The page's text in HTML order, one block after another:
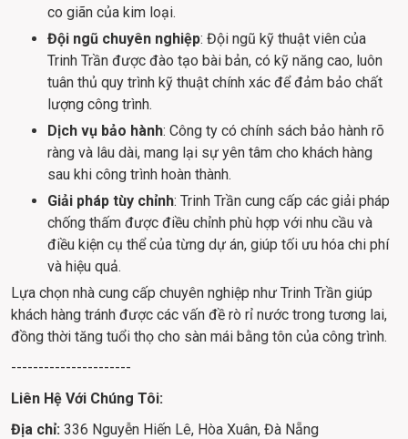
co giãn của kim loại.
Đội ngũ chuyên nghiệp: Đội ngũ kỹ thuật viên của
Trinh Trần được đào tạo bài bản, có kỹ năng cao, luôn
tuân thủ quy trình kỹ thuật chính xác để đảm bảo chất
lượng công trình.
Dịch vụ bảo hành: Công ty có chính sách bảo hành rõ
ràng và lâu dài, mang lại sự yên tâm cho khách hàng
sau khi công trình hoàn thành.
Giải pháp tùy chỉnh: Trinh Trần cung cấp các giải pháp
chống thấm được điều chỉnh phù hợp với nhu cầu và
điều kiện cụ thể của từng dự án, giúp tối ưu hóa chi phí
và hiệu quả.
Lựa chọn nhà cung cấp chuyên nghiệp như Trinh Trần giúp
khách hàng tránh được các vấn đề rò rỉ nước trong tương lai,
đồng thời tăng tuổi thọ cho sàn mái bằng tôn của công trình.
----------------------
Liên Hệ Với Chúng Tôi:
Địa chỉ: 336 Nguyễn Hiến Lê, Hòa Xuân, Đà Nẵng